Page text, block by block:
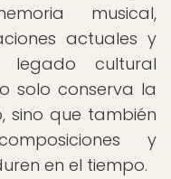
musical,
actuales y
cultural
solo conserva la
sino que también
y
en el tiempo.